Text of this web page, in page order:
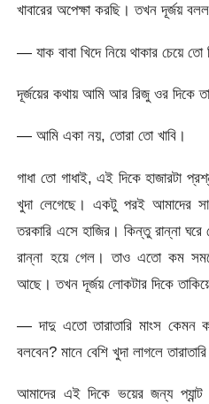
খাবারের অপেক্ষা করছি। তখন দূর্জয়
— যাক বাবা খিদে নিয়ে থাকার চেয়ে তো
দূর্জয়ের কথায় আমি আর রিজু ওর দিকে
— আমি একা নয়, তোরা তো খাবি।
গাধা তো গাধাই, এই দিকে হাজারটা
খুদা লেগেছে। একটু পরই আমাদের
তরকারি এসে হাজির। কিন্তু রান্না
রান্না হয়ে গেল। তাও এতো কম
আছে। তখন দূর্জয় লোকটার দিকে
— দাদু এতো তারাতারি মাংস কেমন
বলবেন? মানে বেশি খুদা লাগলে
আমাদের এই দিকে ভয়ের জন্য